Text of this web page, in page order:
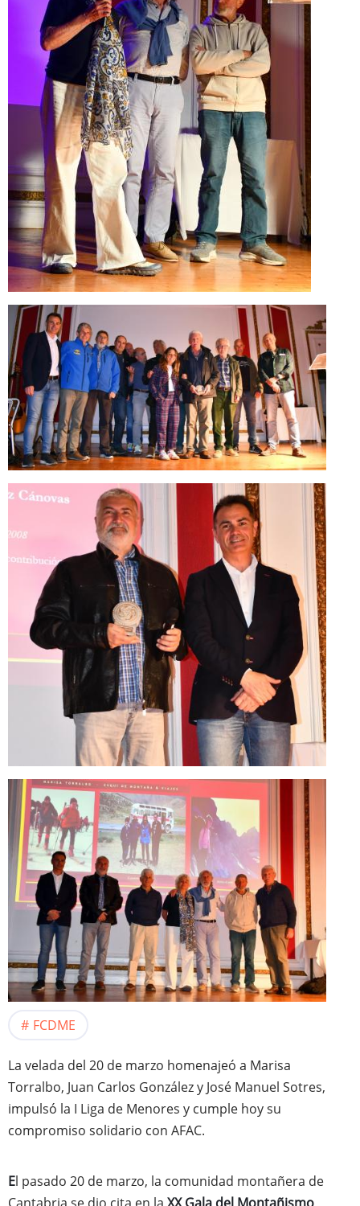
FCDME
La velada del 20 de marzo homenajeó a Marisa
Torralbo, Juan Carlos González y José Manuel Sotres,
impulsó la I Liga de Menores y cumple hoy su
compromiso solidario con AFAC.
El pasado 20 de marzo, la comunidad montañera de